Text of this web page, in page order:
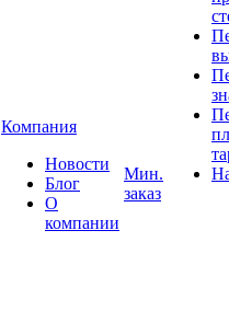
Компания
Новости
Блог
О
компании
Мин.
заказ